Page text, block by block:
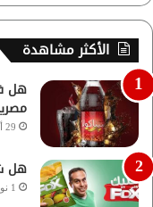
الأكثر مشاهدة
هل
29 أكتوبر، 2023
هل
1 نوفمبر، 2023